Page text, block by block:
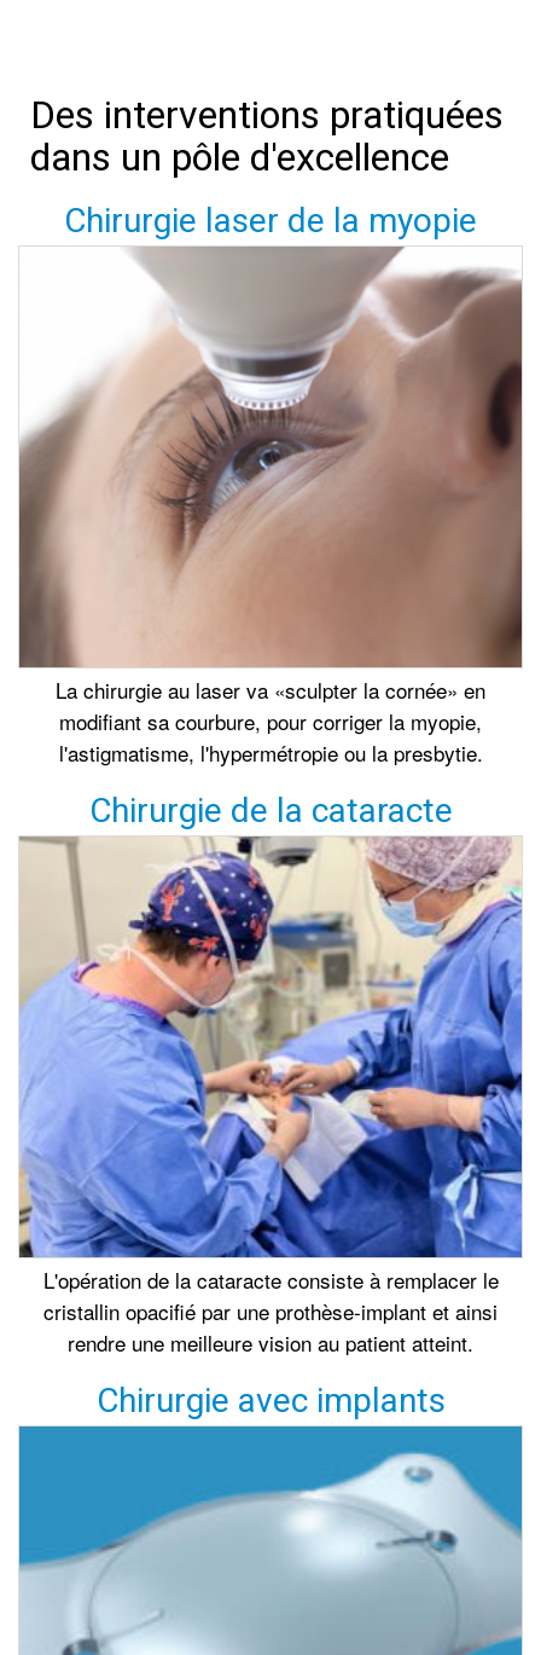
Des interventions pratiquées
dans un pôle d'excellence
Chirurgie laser de la myopie
La chirurgie au laser va «sculpter la cornée» en
modifiant sa courbure, pour corriger la myopie,
l'astigmatisme, l'hypermétropie ou la presbytie.
Chirurgie de la cataracte
L'opération de la cataracte consiste à remplacer le
cristallin opacifié par une prothèse-implant et ainsi
rendre une meilleure vision au patient atteint.
Chirurgie avec implants